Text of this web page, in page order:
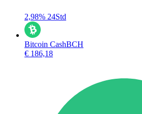
2,98% 24Std
Bitcoin CashBCH
€ 186,18